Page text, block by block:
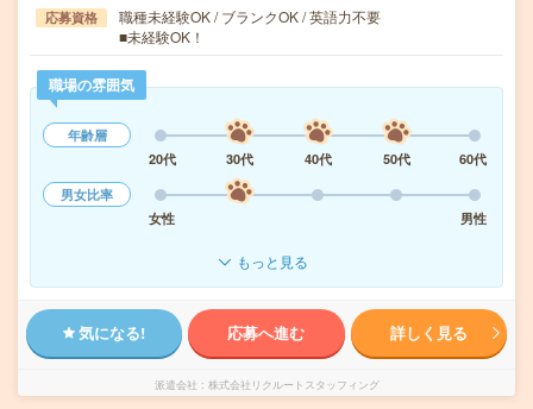
応募資格
職種未経験OK / ブランクOK / 英語力不要
■未経験OK！
職場の雰囲気
年齢層
20代
30代 40代 50代
60代
男女比率
女性
男性
もっと見る
気になる! 応募へ進む 詳しく見る
派遣会社 株式会社リクルートスタッフィング